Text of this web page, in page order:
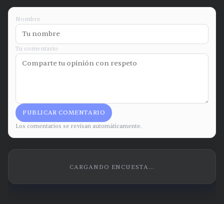
Nombre
Tu comentario
PUBLICAR COMENTARIO
Los comentarios se revisan automáticamente.
CARGANDO ENCUESTA...